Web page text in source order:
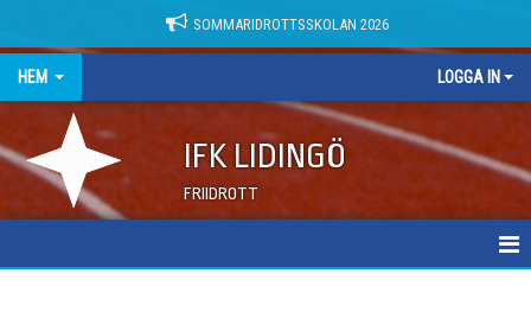
SOMMARIDROTTSSKOLAN 2026
HEM LOGGA IN
IFK LIDINGÖ
FRIIDROTT